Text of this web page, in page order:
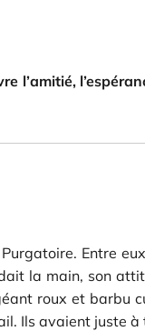
Entre
la main, son
roux et barbu
Ils avaient juste